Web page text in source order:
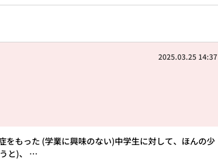
2025.03.25 14:37
もった (学業に興味のない)中学生に対して、ほんの少
と)、 …